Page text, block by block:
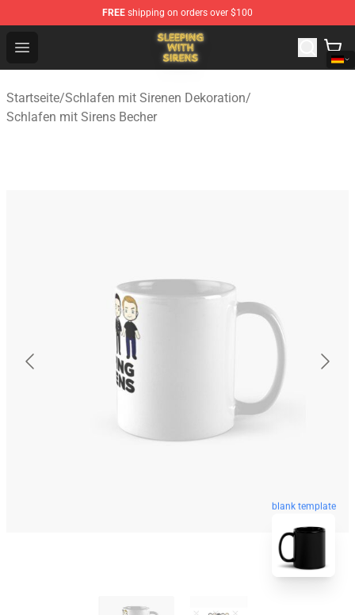
FREE shipping on orders over $100
Open menu
Sleeping With Sirens Store - Official Sleeping With
Startseite/Schlafen mit Sirenen Dekoration/
Schlafen mit Sirens Becher
blank template